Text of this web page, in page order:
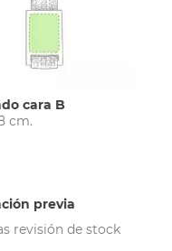
cara B
cm.
previa
revisión de stock